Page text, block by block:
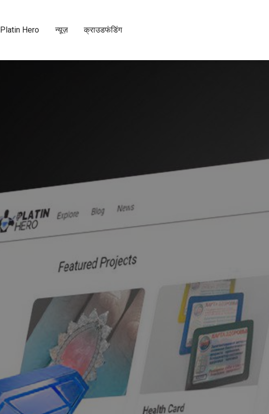
Platin Hero न्यूज़ क्राउडफंडिंग